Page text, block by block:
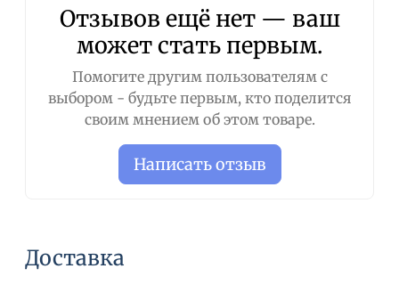
Отзывов ещё нет — ваш
может стать первым.
Помогите другим пользователям с
выбором - будьте первым, кто поделится
своим мнением об этом товаре.
Написать отзыв
Доставка